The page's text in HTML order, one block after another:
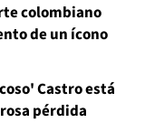
colombiano
de un ícono
Castro está
pérdida